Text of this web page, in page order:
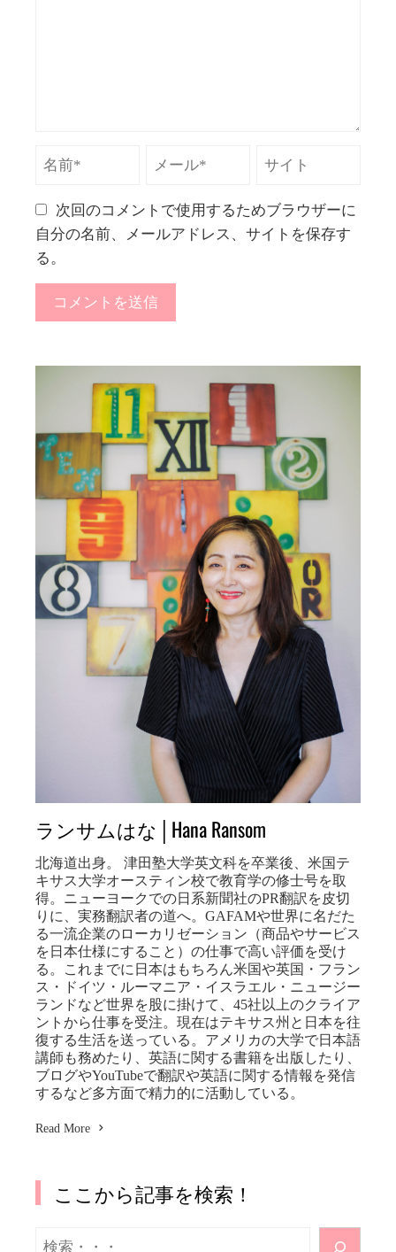
次回のコメントで使用するためブラウザーに
自分の名前、メールアドレス、サイトを保存す
る。
ランサムはな│Hana Ransom
北海道出身。 津田塾大学英文科を卒業後、米国テ
キサス大学オースティン校で教育学の修士号を取
得。ニューヨークでの日系新聞社のPR翻訳を皮切
りに、実務翻訳者の道へ。GAFAMや世界に名だた
る一流企業のローカリゼーション（商品やサービス
を日本仕様にすること）の仕事で高い評価を受け
る。これまでに日本はもちろん米国や英国・フラン
ス・ドイツ・ルーマニア・イスラエル・ニュージー
ランドなど世界を股に掛けて、45社以上のクライア
ントから仕事を受注。現在はテキサス州と日本を往
復する生活を送っている。アメリカの大学で日本語
講師も務めたり、英語に関する書籍を出版したり、
ブログやYouTubeで翻訳や英語に関する情報を発信
するなど多方面で精力的に活動している。
Read More
ここから記事を検索！